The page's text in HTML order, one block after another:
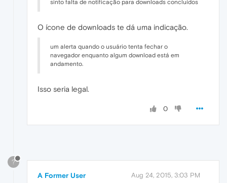
sinto falta de notificação para downloads concluídos
O ícone de downloads te dá uma indicação.
um alerta quando o usuário tenta fechar o
navegador enquanto algum download está em
andamento.
Isso seria legal.
0
?
A Former User Aug 24, 2015, 3:03 PM